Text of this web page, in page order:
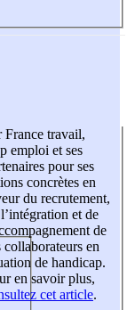
France travail,
emploi et ses
pour ses
concrètes en
du recrutement,
et de
de
collaborateurs en
de handicap.
en savoir plus,
cet article.